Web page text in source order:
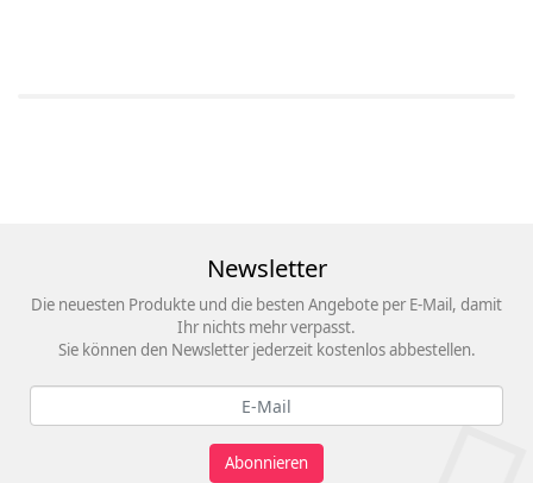
Newsletter
Die neuesten Produkte und die besten Angebote per E-Mail, damit
Ihr nichts mehr verpasst.
Sie können den Newsletter jederzeit kostenlos abbestellen.
Abonnieren